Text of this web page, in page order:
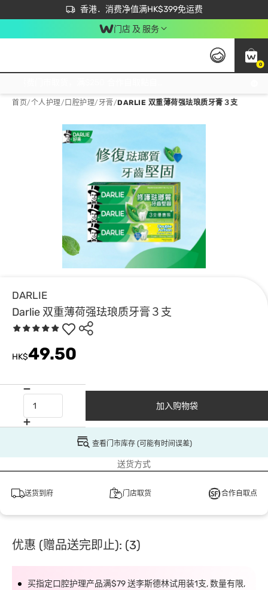
香港．消费净值满HK$399免运费
立即成为易赏钱会员尽享独家优惠
首次APP下单买满$450 输入 NEWAPP 即减$50
门店 及 服务
0
首页/个人护理/ 口腔护理/牙膏/DARLIE 双重薄荷强珐琅质牙膏３支
DARLIE
Darlie 双重薄荷强珐琅质牙膏３支
HK$49.50
加入购物袋
查看门市库存 (可能有时间误差)
送货方式
送货到府 门店取货 合作自取点
优惠 (赠品送完即止): (3)
买指定口腔护理产品满$79 送李斯德林试用装1支, 数量有限,